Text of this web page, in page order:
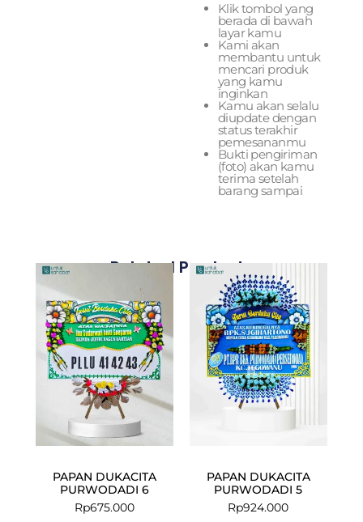
Klik tombol yang
berada di bawah
layar kamu
Kami akan
membantu untuk
mencari produk
yang kamu
inginkan
Kamu akan selalu
diupdate dengan
status terakhir
pemesananmu
Bukti pengiriman
(foto) akan kamu
terima setelah
barang sampai
Related Products
PAPAN DUKACITA
PURWODADI 6
Rp675.000
PAPAN DUKACITA
PURWODADI 5
Rp924.000